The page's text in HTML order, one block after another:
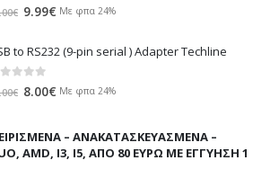
out of 5
€ Original
was:
12.00€.
9.99€ Η
τιμή
είναι:
Με φπα 24%
to RS232 (9-pin serial ) Adapter Techline
out of 5
€ Original
10.00€.
8.00€ Η
είναι:
8.00€.
Με φπα 24%
– ΑΝΑΚΑΤΑΣΚΕΥΑΣΜΈΝΑ –
AMD, I3, I5, ΑΠΌ 80 ΕΥΡΏ ΜΕ ΕΓΓΎΗΣΗ 1